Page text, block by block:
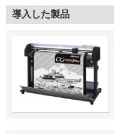
導入した製品